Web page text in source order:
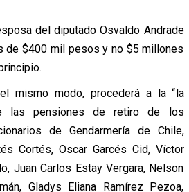
del diputado Osvaldo Andrade
de $400 mil pesos y no $5 millones
mismo modo, procederá a la “la
las pensiones de retiro de los
de Gendarmería de Chile,
Cortés, Oscar Garcés Cid, Víctor
Juan Carlos Estay Vergara, Nelson
Gladys Eliana Ramírez Pezoa,